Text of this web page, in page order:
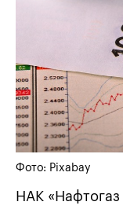
Фото: Рixabay
НАК «Нафтогаз